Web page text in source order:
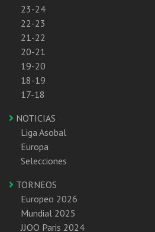
23-24
22-23
21-22
20-21
19-20
18-19
17-18
NOTICIAS
Liga Asobal
Europa
Selecciones
TORNEOS
Europeo 2026
Mundial 2025
JJOO Paris 2024